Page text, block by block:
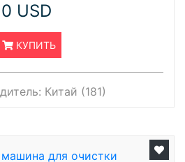
0 USD
КУПИТЬ
Китай (181)